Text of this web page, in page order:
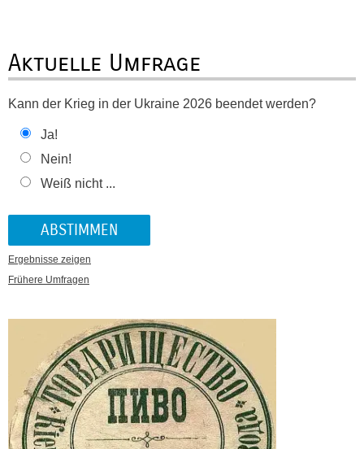
Aktuelle Umfrage
Kann der Krieg in der Ukraine 2026 beendet werden?
Ja!
Nein!
Weiß nicht ...
Ergebnisse zeigen
Frühere Umfragen